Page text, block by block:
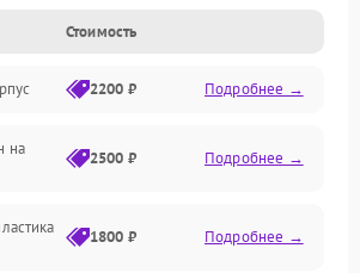
обеспечения
Стоимость
2200 ₽ Подробнее →
на
2500 ₽ Подробнее →
1800 ₽ Подробнее →